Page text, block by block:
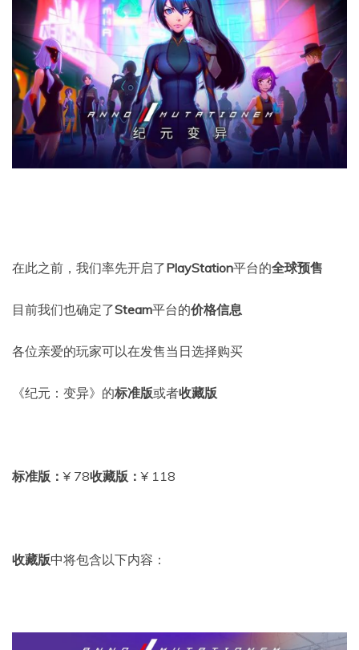
在此之前，我们率先开启了PlayStation平台的全球预售
目前我们也确定了Steam平台的价格信息
各位亲爱的玩家可以在发售当日选择购买
《纪元：变异》的标准版或者收藏版
标准版：¥ 78收藏版：¥ 118
收藏版中将包含以下内容：